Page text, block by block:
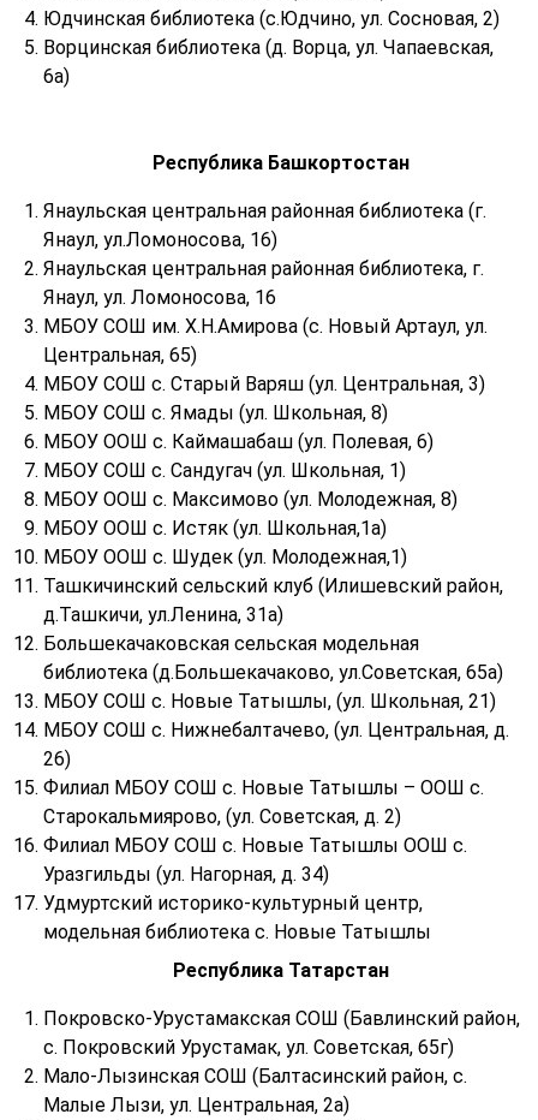
Юдчинская библиотека (с.Юдчино, ул. Сосновая, 2)
Ворцинская библиотека (д. Ворца, ул. Чапаевская,
6а)
Республика Башкортостан
Янаульская центральная районная библиотека (г.
Янаул, ул.Ломоносова, 16)
Янаульская центральная районная библиотека, г.
Янаул, ул. Ломоносова, 16
МБОУ СОШ им. Х.Н.Амирова (с. Новый Артаул, ул.
Центральная, 65)
МБОУ СОШ с. Старый Варяш (ул. Центральная, 3)
МБОУ СОШ с. Ямады (ул. Школьная, 8)
МБОУ ООШ с. Каймашабаш (ул. Полевая, 6)
МБОУ СОШ с. Сандугач (ул. Школьная, 1)
МБОУ ООШ с. Максимово (ул. Молодежная, 8)
МБОУ ООШ с. Истяк (ул. Школьная,1а)
МБОУ ООШ с. Шудек (ул. Молодежная,1)
Ташкичинский сельский клуб (Илишевский район,
д.Ташкичи, ул.Ленина, 31а)
Большекачаковская сельская модельная
библиотека (д.Большекачаково, ул.Советская, 65а)
МБОУ СОШ с. Новые Татышлы, (ул. Школьная, 21)
МБОУ СОШ с. Нижнебалтачево, (ул. Центральная, д.
26)
Филиал МБОУ СОШ с. Новые Татышлы – ООШ с.
Старокальмиярово, (ул. Советская, д. 2)
Филиал МБОУ СОШ с. Новые Татышлы ООШ с.
Уразгильды (ул. Нагорная, д. 34)
Удмуртский историко-культурный центр,
модельная библиотека с. Новые Татышлы
Республика Татарстан
Покровско-Урустамакская СОШ (Бавлинский район,
с. Покровский Урустамак, ул. Советская, 65г)
Мало-Лызинская СОШ (Балтасинский район, с.
Малые Лызи, ул. Центральная, 2а)